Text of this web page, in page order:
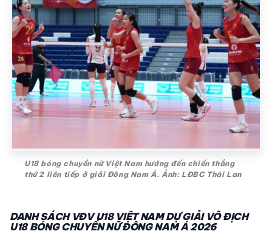
U18 bóng chuyền nữ Việt Nam hướng đến chiến thắng
thứ 2 liên tiếp ở giải Đông Nam Á. Ảnh: LĐBC Thái Lan
DANH SÁCH VĐV U18 VIỆT NAM DỰ GIẢI VÔ ĐỊCH
U18 BÓNG CHUYỀN NỮ ĐÔNG NAM Á 2026